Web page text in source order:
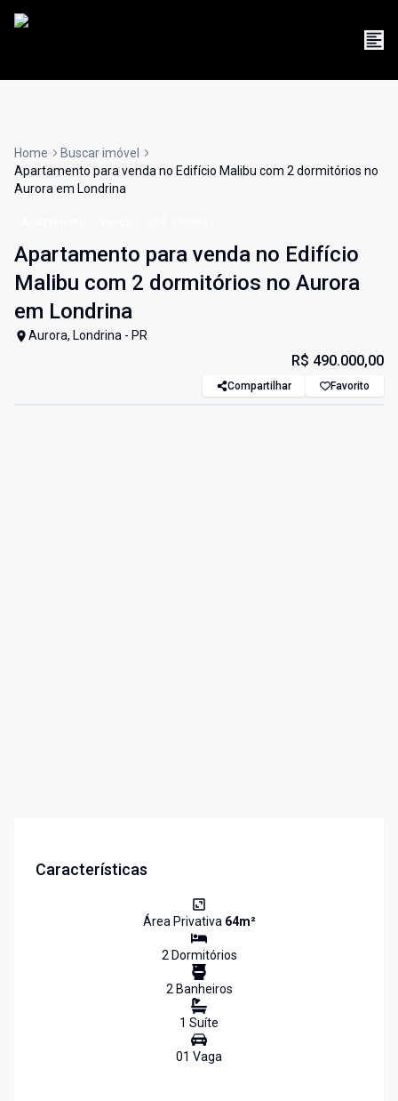
Home
Buscar imóvel
Apartamento para venda no Edifício Malibu com 2 dormitórios no
Aurora em Londrina
Apartamento para venda no Edifício
Malibu com 2 dormitórios no Aurora
em Londrina
Aurora, Londrina - PR
R$ 490.000,00
Compartilhar Favorito
Características
Área Privativa 64m²
2Dormitórios
2Banheiros
1 Suíte
01 Vaga